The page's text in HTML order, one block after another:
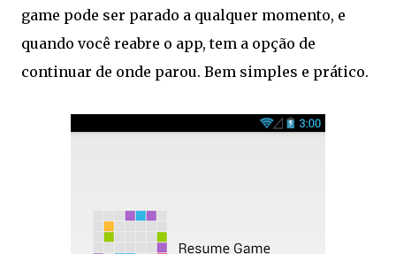
game pode ser parado a qualquer momento, e
quando você reabre o app, tem a opção de
continuar de onde parou. Bem simples e prático.